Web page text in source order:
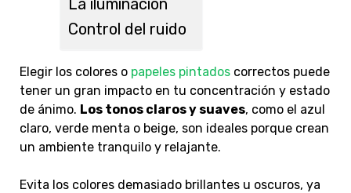
La iluminación
Control del ruido
Elegir los colores o papeles pintados correctos puede
tener un gran impacto en tu concentración y estado
de ánimo. Los tonos claros y suaves, como el azul
claro, verde menta o beige, son ideales porque crean
un ambiente tranquilo y relajante.
Evita los colores demasiado brillantes u oscuros, ya